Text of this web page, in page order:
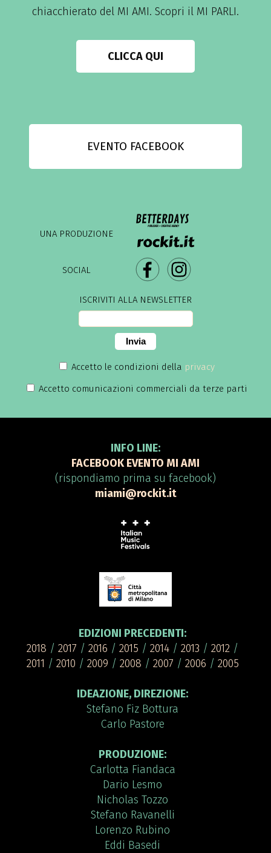
chiacchierato del MI AMI. Scopri il MI PARLI.
CLICCA QUI
EVENTO FACEBOOK
UNA PRODUZIONE
SOCIAL
ISCRIVITI ALLA NEWSLETTER
Invia
Accetto le condizioni della privacy
Accetto comunicazioni commerciali da terze parti
INFO LINE:
FACEBOOK EVENTO MI AMI
(rispondiamo prima su facebook)
miami@rockit.it
EDIZIONI PRECEDENTI:
2018 / 2017 / 2016 / 2015 / 2014 / 2013 / 2012 /
2011 / 2010 / 2009 / 2008 / 2007 / 2006 / 2005
IDEAZIONE, DIREZIONE:
Stefano Fiz Bottura
Carlo Pastore
PRODUZIONE:
Carlotta Fiandaca
Dario Lesmo
Nicholas Tozzo
Stefano Ravanelli
Lorenzo Rubino
Eddi Basedi